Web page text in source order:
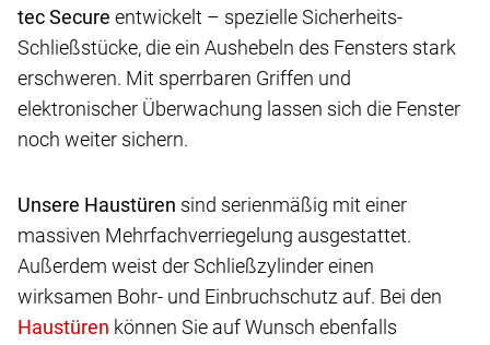
tec Secure entwickelt – spezielle Sicherheits-
Schließstücke, die ein Aushebeln des Fensters stark
erschweren. Mit sperrbaren Griffen und
elektronischer Überwachung lassen sich die Fenster
noch weiter sichern.
Unsere Haustüren sind serienmäßig mit einer
massiven Mehrfachverriegelung ausgestattet.
Außerdem weist der Schließzylinder einen
wirksamen Bohr- und Einbruchschutz auf. Bei den
können Sie auf Wunsch ebenfalls